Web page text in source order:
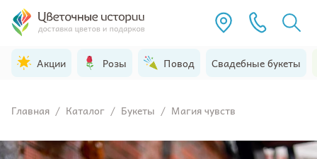
Акции Розы Повод Свадебные букеты
Главная / Каталог / Букеты / Магия чувств